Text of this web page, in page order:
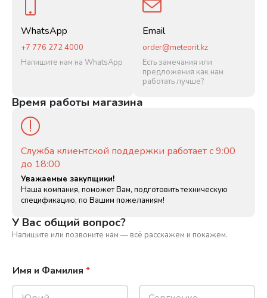
WhatsApp
+7 776 272 4000
Напишите нам на WhatsApp
Email
order@meteorit.kz
Есть замечания или
предложения как нам
работать лучше?
Время работы магазина
Служба клиентской поддержки работает с 9:00
до 18:00
Уважаемые закупщики!
Наша компания, поможет Вам, подготовить техническую
спецификацию, по Вашим пожеланиям!
У Вас общий вопрос?
Напишите или позвоните нам — всё расскажем и покажем.
Имя и Фамилия *